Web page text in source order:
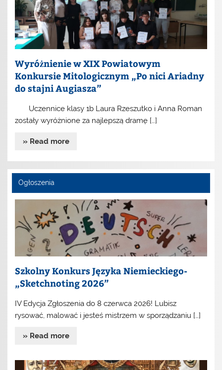
Wyróżnienie w XIX Powiatowym
Konkursie Mitologicznym „Po nici Ariadny
do stajni Augiasza”
Uczennice klasy 1b Laura Rzeszutko i Anna Roman
zostały wyróżnione za najlepszą dramę […]
» Read more
Ogłoszenia
Szkolny Konkurs Języka Niemieckiego-
„Sketchnoting 2026”
IV Edycja Zgłoszenia do 8 czerwca 2026! Lubisz
rysować, malować i jesteś mistrzem w sporządzaniu […]
» Read more